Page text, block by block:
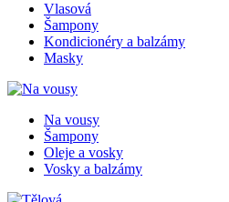
Vlasová
Šampony
Kondicionéry a balzámy
Masky
Na vousy
Šampony
Oleje a vosky
Vosky a balzámy